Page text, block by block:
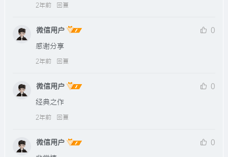
2年前 回复
微信用户
0
感谢分享
2年前 回复
微信用户
0
经典之作
2年前 回复
微信用户
0